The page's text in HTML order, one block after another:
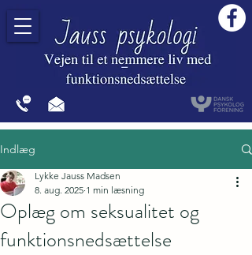
jausspsykologi@gmail.com
+4520939767
Indlæg
Oplæg om seksualitet og
funktionsnedsættelse
Lykke Jauss Madsen
8. aug. 2025 1 min læsning